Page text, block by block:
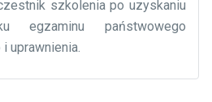
szkolenia po uzyskaniu
egzaminu państwowego
uprawnienia.